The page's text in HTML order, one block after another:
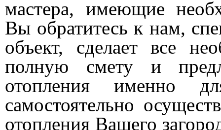
мастера, имеющие
Вы обратитесь к нам,
объект, сделает все
полную смету и
отопления именно
самостоятельно
отопления Вашего